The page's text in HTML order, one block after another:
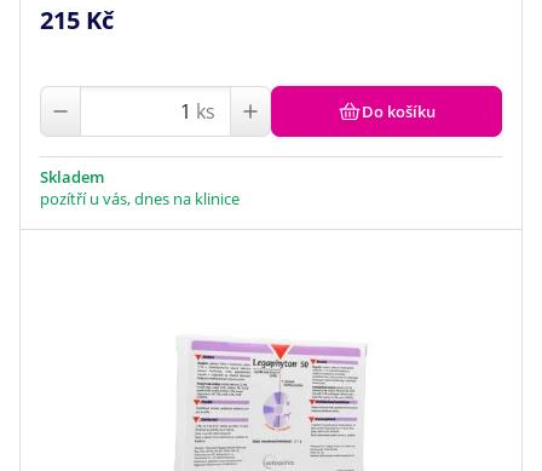
215 Kč
ks Do košíku
Skladem
pozítří u vás, dnes na klinice